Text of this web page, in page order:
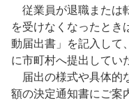
従業員が退職または
を受けなくなったとき
動届出書」を記入して
に市町村へ提出してい
届出の様式や具体的
額の決定通知書にご案